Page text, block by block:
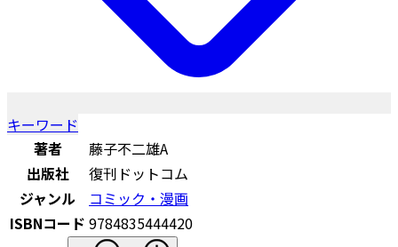
キーワード
著者
藤子不二雄A
出版社
復刊ドットコム
ジャンル
コミック・漫画
ISBNコード 9784835444420